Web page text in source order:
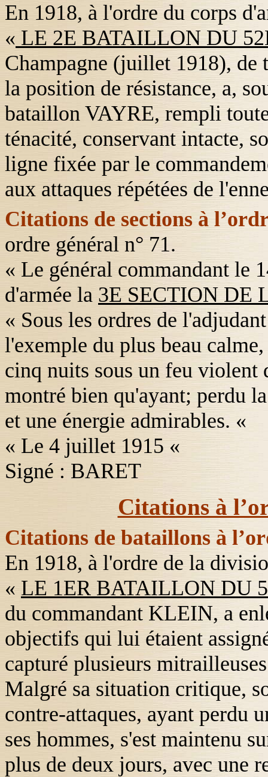
En 1918, à l'ordre du corps
« LE 2E BATAILLON DU
Champagne (juillet 1918), de
la position de résistance, a,
bataillon VAYRE, rempli
ténacité, conservant intacte,
ligne fixée par le
aux attaques répétées de
Citations de sections à
ordre général n° 71.
« Le général commandant le
d'armée la3E SECTION DE
« Sous les ordres de
l'exemple du plus beau
cinq nuits sous un feu violent
montré bien qu'ayant; perdu
et une énergie admirables. «
« Le 4 juillet 1915 «
Signé : BARET
Citations à
Citations de bataillons à
En 1918, à l'ordre de la
« LE 1ER BATAILLON DU
du commandant KLEIN, a
objectifs qui lui étaient
capturé plusieurs
Malgré sa situation critique,
contre-attaques, ayant perdu
ses hommes, s'est maintenu
plus de deux jours, avec une